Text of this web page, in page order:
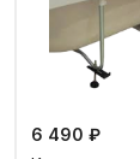
6 490 ₽